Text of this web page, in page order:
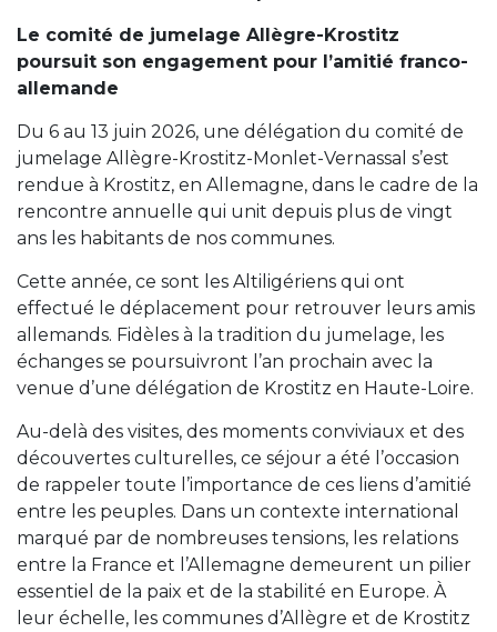
Le comité de jumelage Allègre-Krostitz
poursuit son engagement pour l’amitié franco-
allemande
Du 6 au 13 juin 2026, une délégation du comité de
jumelage Allègre-Krostitz-Monlet-Vernassal s’est
rendue à Krostitz, en Allemagne, dans le cadre de la
rencontre annuelle qui unit depuis plus de vingt
ans les habitants de nos communes.
Cette année, ce sont les Altiligériens qui ont
effectué le déplacement pour retrouver leurs amis
allemands. Fidèles à la tradition du jumelage, les
échanges se poursuivront l’an prochain avec la
venue d’une délégation de Krostitz en Haute-Loire.
Au-delà des visites, des moments conviviaux et des
découvertes culturelles, ce séjour a été l’occasion
de rappeler toute l’importance de ces liens d’amitié
entre les peuples. Dans un contexte international
marqué par de nombreuses tensions, les relations
entre la France et l’Allemagne demeurent un pilier
essentiel de la paix et de la stabilité en Europe. À
leur échelle, les communes d’Allègre et de Krostitz